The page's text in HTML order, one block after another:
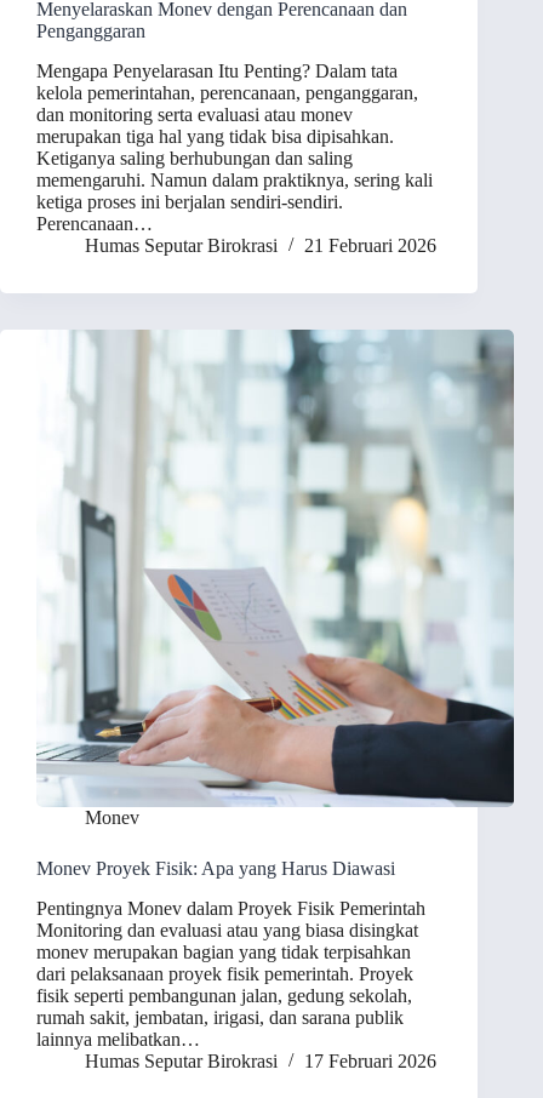
Menyelaraskan Monev dengan Perencanaan dan
Penganggaran
Mengapa Penyelarasan Itu Penting? Dalam tata
kelola pemerintahan, perencanaan, penganggaran,
dan monitoring serta evaluasi atau monev
merupakan tiga hal yang tidak bisa dipisahkan.
Ketiganya saling berhubungan dan saling
memengaruhi. Namun dalam praktiknya, sering kali
ketiga proses ini berjalan sendiri-sendiri.
Perencanaan…
Humas Seputar Birokrasi
21 Februari 2026
Monev
Monev Proyek Fisik: Apa yang Harus Diawasi
Pentingnya Monev dalam Proyek Fisik Pemerintah
Monitoring dan evaluasi atau yang biasa disingkat
monev merupakan bagian yang tidak terpisahkan
dari pelaksanaan proyek fisik pemerintah. Proyek
fisik seperti pembangunan jalan, gedung sekolah,
rumah sakit, jembatan, irigasi, dan sarana publik
lainnya melibatkan…
Humas Seputar Birokrasi
17 Februari 2026